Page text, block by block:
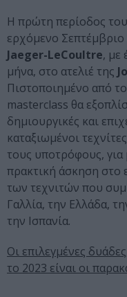
Η πρώτη περίοδος
ερχόμενο Σεπτέμβριο
Jaeger-LeCoultre, με
μήνα, στο ατελιέ της
Πιστοποιημένο από
masterclass θα
δημιουργικές και
καταξιωμένοι
τους υποτρόφους,
πρακτική άσκηση στο
των τεχνιτών που
Γαλλία, την Ελλάδα,
την Ισπανία.
Οι επιλεγμένες
το 2023 είναι οι